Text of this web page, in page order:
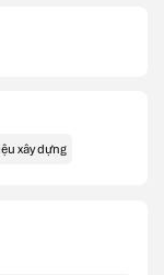
xây dựng